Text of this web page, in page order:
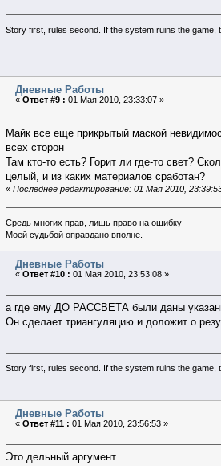
Story first, rules second. If the system ruins the game,
Дневные Работы
«Ответ #9 : 01 Мая 2010, 23:33:07 »
Майк все еще прикрытый маской
всех сторон
Там кто-то есть? Горит ли где-то свет?
целый, и из каких материалов сработан?
« Последнее редактирование: 01 Мая 2010,
Средь многих прав, лишь право на ошибку
Моей судьбой оправдано вполне.
Дневные Работы
«Ответ #10 : 01 Мая 2010, 23:53:08 »
а где ему ДО РАССВЕТА были даны
Он сделает триангуляцию и доложит о
Story first, rules second. If the system ruins the game,
Дневные Работы
«Ответ #11 : 01 Мая 2010, 23:56:53 »
Это дельный аргумент